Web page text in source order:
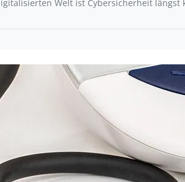
Welt ist Cybersicherheit längst